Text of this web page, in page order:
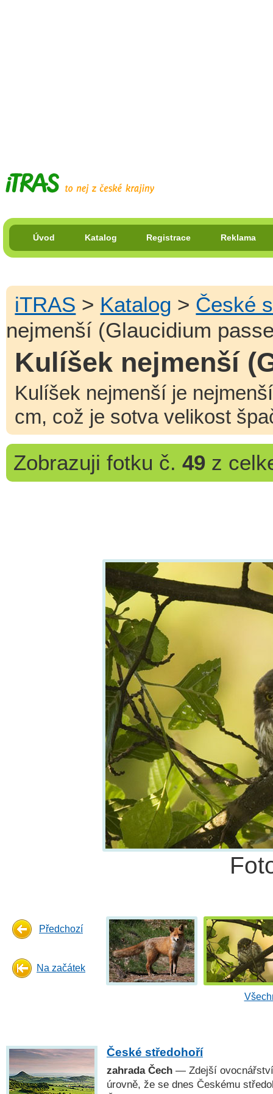
Úvod Katalog Registrace Reklama
iTRAS > Katalog > České
nejmenší (Glaucidium
Kulíšek nejmenší
Kulíšek nejmenší je
cm, což je sotva velikost
Zobrazuji fotku č. 49z
Předchozí
Na začátek
České středohoří
zahrada Čech — Zdejší
úrovně, že se dnes Českému